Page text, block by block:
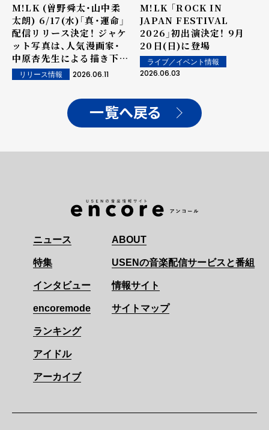
M!LK (曽野舜太・山中柔
太朗) 6/17(水)「真・運命」
配信リリース決定！ ジャケ
ット写真は、人気漫画家・
中原杏先生による描き下ろ
しイラスト！
リリース情報 2026.06.11
M!LK 「ROCK IN
JAPAN FESTIVAL
2026」初出演決定！ 9月
20日(日)に登場
ライブ／イベント情報
2026.06.03
一覧へ戻る
ニュース
特集
インタビュー
encoremode
ランキング
アイドル
アーカイブ
ABOUT
USENの音楽配信サービスと番組
情報サイト
サイトマップ